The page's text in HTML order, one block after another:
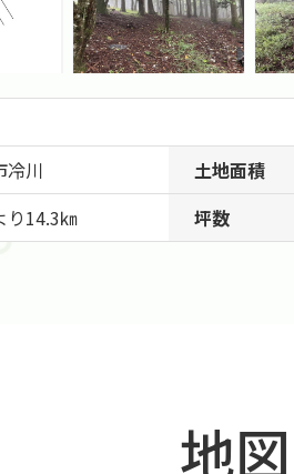
冷川 土地面積
り14.3㎞ 坪数
地図